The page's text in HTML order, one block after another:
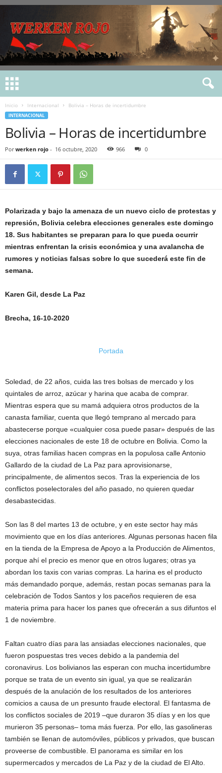
Inicio Internacional Bolivia – Horas de incertidumbre
INTERNACIONAL
Bolivia – Horas de incertidumbre
Por werken rojo - 16 octubre, 2020 966 0
Polarizada y bajo la amenaza de un nuevo ciclo de protestas y
represión, Bolivia celebra elecciones generales este domingo
18. Sus habitantes se preparan para lo que pueda ocurrir
mientras enfrentan la crisis económica y una avalancha de
rumores y noticias falsas sobre lo que sucederá este fin de
semana.
Karen Gil, desde La Paz
Brecha, 16-10-2020
Portada
Soledad, de 22 años, cuida las tres bolsas de mercado y los
quintales de arroz, azúcar y harina que acaba de comprar.
Mientras espera que su mamá adquiera otros productos de la
canasta familiar, cuenta que llegó temprano al mercado para
abastecerse porque «cualquier cosa puede pasar» después de las
elecciones nacionales de este 18 de octubre en Bolivia. Como la
suya, otras familias hacen compras en la populosa calle Antonio
Gallardo de la ciudad de La Paz para aprovisionarse,
principalmente, de alimentos secos. Tras la experiencia de los
conflictos poselectorales del año pasado, no quieren quedar
desabastecidas.
Son las 8 del martes 13 de octubre, y en este sector hay más
movimiento que en los días anteriores. Algunas personas hacen fila
en la tienda de la Empresa de Apoyo a la Producción de Alimentos,
porque ahí el precio es menor que en otros lugares; otras ya
abordan los taxis con varias compras. La harina es el producto
más demandado porque, además, restan pocas semanas para la
celebración de Todos Santos y los paceños requieren de esa
materia prima para hacer los panes que ofrecerán a sus difuntos el
1 de noviembre.
Faltan cuatro días para las ansiadas elecciones nacionales, que
fueron pospuestas tres veces debido a la pandemia del
coronavirus. Los bolivianos las esperan con mucha incertidumbre
porque se trata de un evento sin igual, ya que se realizarán
después de la anulación de los resultados de los anteriores
comicios a causa de un presunto fraude electoral. El fantasma de
los conflictos sociales de 2019 –que duraron 35 días y en los que
murieron 35 personas– toma más fuerza. Por ello, las gasolineras
también se llenan de automóviles, públicos y privados, que buscan
proveerse de combustible. El panorama es similar en los
supermercados y mercados de La Paz y de la ciudad de El Alto.